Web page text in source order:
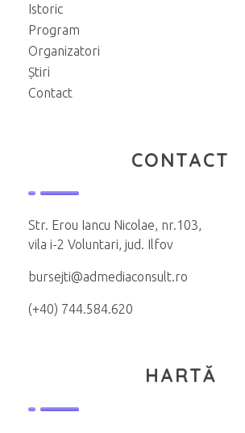
Istoric
Program
Organizatori
Știri
Contact
CONTACT
Str. Erou Iancu Nicolae, nr.103,
vila i-2 Voluntari, jud. Ilfov
bursejti@admediaconsult.ro
(+40) 744.584.620
HARTĂ